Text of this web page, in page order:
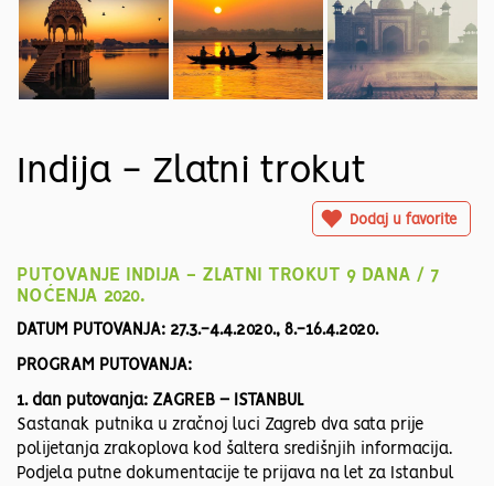
Indija - Zlatni trokut
Dodaj u favorite
PUTOVANJE INDIJA - ZLATNI TROKUT 9 DANA / 7
NOĆENJA 2020.
DATUM PUTOVANJA: 27.3.-4.4.2020., 8.-16.4.2020.
PROGRAM PUTOVANJA:
1. dan putovanja: ZAGREB – ISTANBUL
Sastanak putnika u zračnoj luci Zagreb dva sata prije
polijetanja zrakoplova kod šaltera središnjih informacija.
Podjela putne dokumentacije te prijava na let za Istanbul